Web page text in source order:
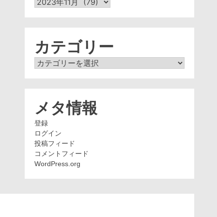
カテゴリー
カ
メタ情報
登録
ログイン
投稿フィード
コメントフィード
WordPress.org